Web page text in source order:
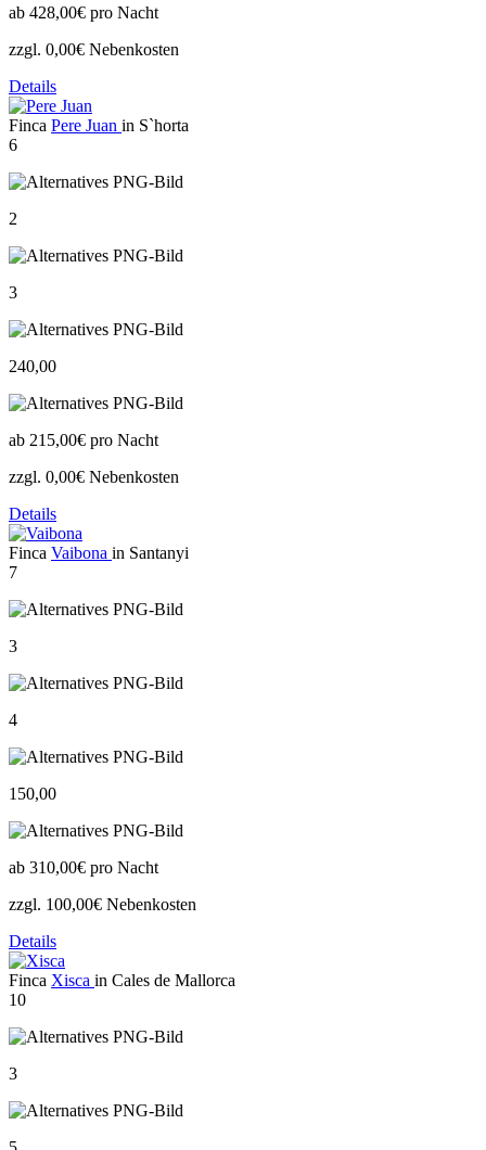
ab 428,00€ pro Nacht
zzgl. 0,00€ Nebenkosten
Details
Finca Pere Juan in S`horta
6
2
3
240,00
ab 215,00€ pro Nacht
zzgl. 0,00€ Nebenkosten
Details
Finca Vaibona in Santanyi
7
3
4
150,00
ab 310,00€ pro Nacht
zzgl. 100,00€ Nebenkosten
Details
Finca Xisca in Cales de Mallorca
10
3